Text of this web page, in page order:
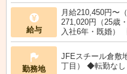
給与
月給210,450円〜
271,020円（25歳
入社6年・既婚）
勤務地
JFEスチール倉敷
丁目） ◆転勤なし